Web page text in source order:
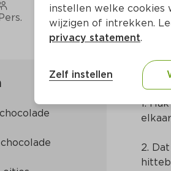
Ca. 10 Min Europees
1.
2.
instellen welke cookies
wijzigen of intrekken.
privacy statement.
Zelf instellen